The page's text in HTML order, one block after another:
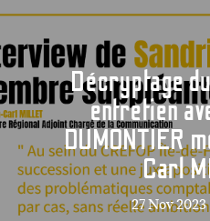
Décryptage
entretien
DUMONTIER
Carl
27 Nov 2023